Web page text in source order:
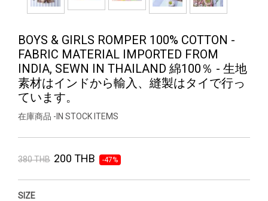
BOYS & GIRLS ROMPER 100% COTTON -
FABRIC MATERIAL IMPORTED FROM
INDIA, SEWN IN THAILAND 綿100％ - 生地
素材はインドから輸入、縫製はタイで行っ
ています。
在庫商品 -IN STOCK ITEMS
380 THB 200 THB -47%
SIZE